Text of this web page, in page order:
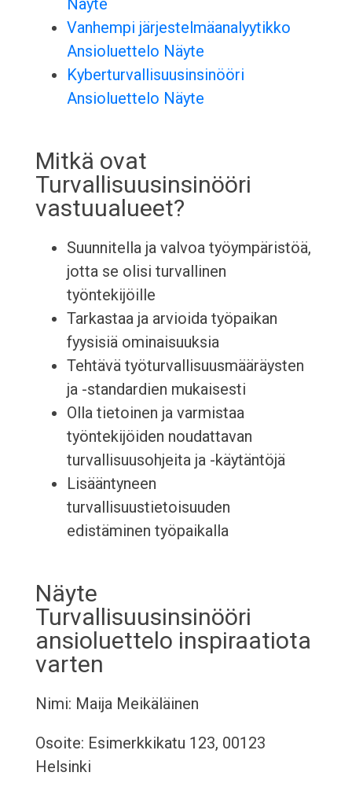
Näyte
Vanhempi järjestelmäanalyytikko
Ansioluettelo Näyte
Kyberturvallisuusinsinööri
Ansioluettelo Näyte
Mitkä ovat
Turvallisuusinsinööri
vastuualueet?
Suunnitella ja valvoa työympäristöä,
jotta se olisi turvallinen
työntekijöille
Tarkastaa ja arvioida työpaikan
fyysisiä ominaisuuksia
Tehtävä työturvallisuusmääräysten
ja -standardien mukaisesti
Olla tietoinen ja varmistaa
työntekijöiden noudattavan
turvallisuusohjeita ja -käytäntöjä
Lisääntyneen
turvallisuustietoisuuden
edistäminen työpaikalla
Näyte
Turvallisuusinsinööri
ansioluettelo inspiraatiota
varten
Nimi: Maija Meikäläinen
Osoite: Esimerkkikatu 123, 00123
Helsinki